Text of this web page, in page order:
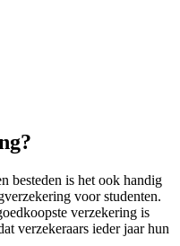
besteden is het ook handig
voor studenten.
verzekering is
verzekeraars ieder jaar hun